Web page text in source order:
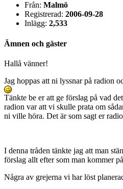
Från: Malmö
Registrerad: 2006-09-28
Inlägg: 2,533
Ämnen och gäster
Hallå vänner!
Jag hoppas att ni lyssnar på radion
Tänkte be er att ge förslag på vad
radion var att vi skulle prata om
ni ville höra. Det är som sagt er
I denna tråden tänkte jag att man
förslag allt efter som man kommer
Några av grejerna vi har löst